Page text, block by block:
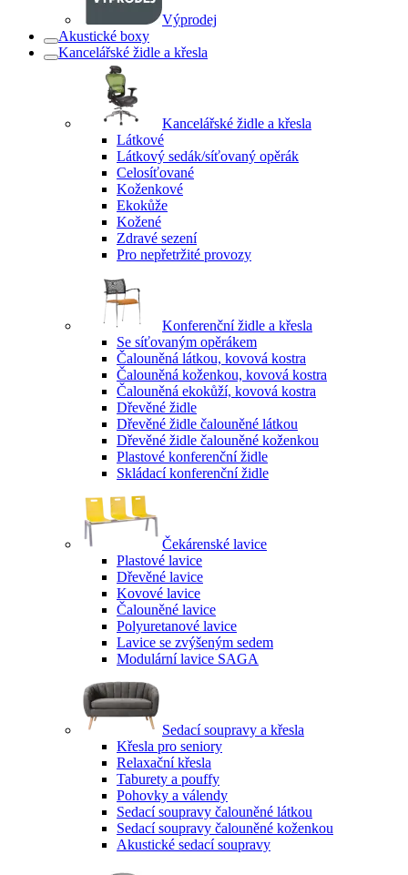
Výprodej
Akustické boxy
Kancelářské židle a křesla
Kancelářské židle a křesla
Látkové
Látkový sedák/síťovaný opěrák
Celosíťované
Koženkové
Ekokůže
Kožené
Zdravé sezení
Pro nepřetržité provozy
Konferenční židle a křesla
Se síťovaným opěrákem
Čalouněná látkou, kovová kostra
Čalouněná koženkou, kovová kostra
Čalouněná ekokůží, kovová kostra
Dřevěné židle
Dřevěné židle čalouněné látkou
Dřevěné židle čalouněné koženkou
Plastové konferenční židle
Skládací konferenční židle
Čekárenské lavice
Plastové lavice
Dřevěné lavice
Kovové lavice
Čalouněné lavice
Polyuretanové lavice
Lavice se zvýšeným sedem
Modulární lavice SAGA
Sedací soupravy a křesla
Křesla pro seniory
Relaxační křesla
Taburety a pouffy
Pohovky a válendy
Sedací soupravy čalouněné látkou
Sedací soupravy čalouněné koženkou
Akustické sedací soupravy